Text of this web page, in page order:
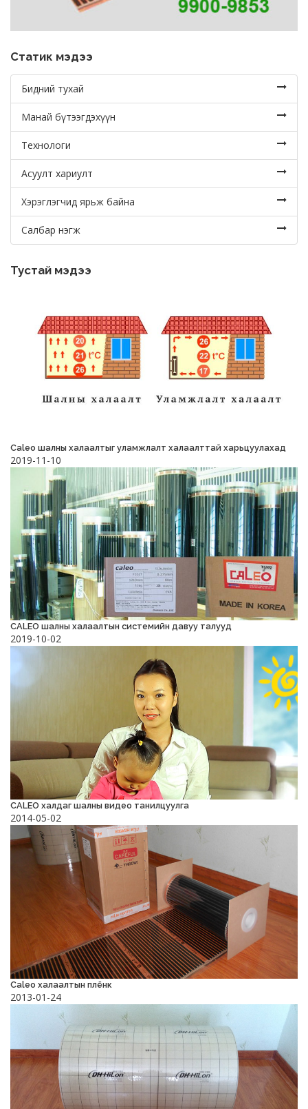
Статик мэдээ
Бидний тухай
Манай бүтээгдэхүүн
Технологи
Асуулт хариулт
Хэрэглэгчид ярьж байна
Салбар нэгж
Тустай мэдээ
Caleo шалны халаалтыг уламжлалт халаалттай харьцуулахад
2019-11-10
CALEO шалны халаалтын системийн давуу талууд
2019-10-02
CALEO халдаг шалны видео танилцуулга
2014-05-02
Caleo халаалтын плёнк
2013-01-24